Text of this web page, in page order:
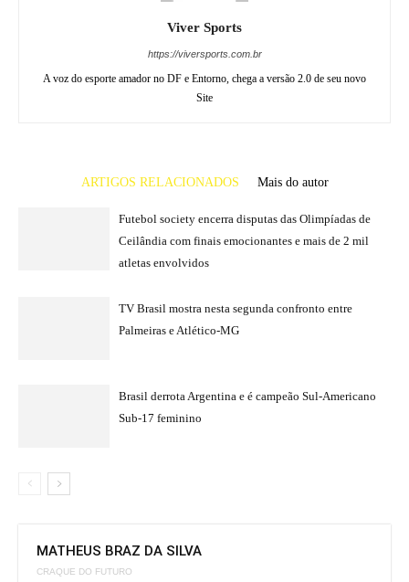
Viver Sports
https://viversports.com.br
A voz do esporte amador no DF e Entorno, chega a versão 2.0 de seu novo
Site
ARTIGOS RELACIONADOS Mais do autor
Futebol society encerra disputas das Olimpíadas de
Ceilândia com finais emocionantes e mais de 2 mil
atletas envolvidos
TV Brasil mostra nesta segunda confronto entre
Palmeiras e Atlético-MG
Brasil derrota Argentina e é campeão Sul-Americano
Sub-17 feminino
MATHEUS BRAZ DA SILVA
CRAQUE DO FUTURO